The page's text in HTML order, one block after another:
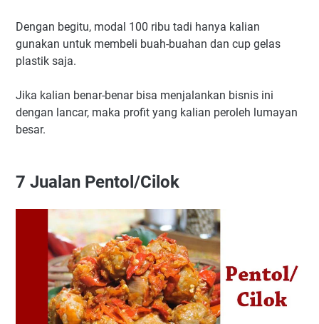
Dengan begitu, modal 100 ribu tadi hanya kalian
gunakan untuk membeli buah-buahan dan cup gelas
plastik saja.
Jika kalian benar-benar bisa menjalankan bisnis ini
dengan lancar, maka profit yang kalian peroleh lumayan
besar.
7 Jualan Pentol/Cilok